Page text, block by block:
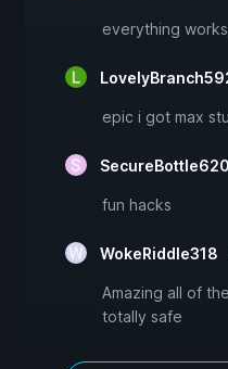
everything
epic i got max
SecureBottle620
fun hacks
WokeRiddle318
Amazing all of
totally safe